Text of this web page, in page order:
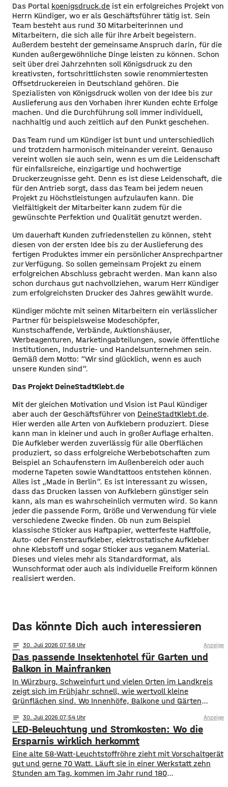
Das Portal koenigsdruck.de ist ein erfolgreiches Projekt von
Herrn Kündiger, wo er als Geschäftsführer tätig ist. Sein
Team besteht aus rund 30 Mitarbeiterinnen und
Mitarbeitern, die sich alle für ihre Arbeit begeistern.
Außerdem besteht der gemeinsame Anspruch darin, für die
Kunden außergewöhnliche Dinge leisten zu können. Schon
seit über drei Jahrzehnten soll Königsdruck zu den
kreativsten, fortschrittlichsten sowie renommiertesten
Offsetdruckereien in Deutschland gehören. Die
Spezialisten von Königsdruck wollen von der Idee bis zur
Auslieferung aus den Vorhaben ihrer Kunden echte Erfolge
machen. Und die Durchführung soll immer individuell,
nachhaltig und auch zeitlich auf den Punkt geschehen.
Das Team rund um Kündiger ist bunt und unterschiedlich
und trotzdem harmonisch miteinander vereint. Genauso
vereint wollen sie auch sein, wenn es um die Leidenschaft
für einfallsreiche, einzigartige und hochwertige
Druckerzeugnisse geht. Denn es ist diese Leidenschaft, die
für den Antrieb sorgt, dass das Team bei jedem neuen
Projekt zu Höchstleistungen aufzulaufen kann. Die
Vielfältigkeit der Mitarbeiter kann zudem für die
gewünschte Perfektion und Qualität genutzt werden.
Um dauerhaft Kunden zufriedenstellen zu können, steht
diesen von der ersten Idee bis zu der Auslieferung des
fertigen Produktes immer ein persönlicher Ansprechpartner
zur Verfügung. So sollen gemeinsam Projekt zu einem
erfolgreichen Abschluss gebracht werden. Man kann also
schon durchaus gut nachvollziehen, warum Herr Kündiger
zum erfolgreichsten Drucker des Jahres gewählt wurde.
Kündiger möchte mit seinen Mitarbeitern ein verlässlicher
Partner für beispielsweise Modeschöpfer,
Kunstschaffende, Verbände, Auktionshäuser,
Werbeagenturen, Marketingabteilungen, sowie öffentliche
Institutionen, Industrie- und Handelsunternehmen sein.
Gemäß dem Motto: “Wir sind glücklich, wenn es auch
unsere Kunden sind“.
Das Projekt DeineStadtKlebt.de
Mit der gleichen Motivation und Vision ist Paul Kündiger
aber auch der Geschäftsführer von DeineStadtKlebt.de.
Hier werden alle Arten von Aufklebern produziert. Diese
kann man in kleiner und auch in großer Auflage erhalten.
Die Aufkleber werden zuverlässig für alle Oberflächen
produziert, so dass erfolgreiche Werbebotschaften zum
Beispiel an Schaufenstern im Außenbereich oder auch
moderne Tapeten sowie Wandtattoos entstehen können.
Alles ist „Made in Berlin“. Es ist interessant zu wissen,
dass das Drucken lassen von Aufklebern günstiger sein
kann, als man es wahrscheinlich vermuten wird. So kann
jeder die passende Form, Größe und Verwendung für viele
verschiedene Zwecke finden. Ob nun zum Beispiel
klassische Sticker aus Haftpapier, wetterfeste Haftfolie,
Auto- oder Fensteraufkleber, elektrostatische Aufkleber
ohne Klebstoff und sogar Sticker aus veganem Material.
Dieses und vieles mehr als Standardformat, als
Wunschformat oder auch als individuelle Freiform können
realisiert werden.
Das könnte Dich auch interessieren
notes 30. Juli 2026 07:58 Anzeige
Das passende Insektenhotel für Garten und
Balkon in Mainfranken
In Würzburg, Schweinfurt und vielen Orten im Landkreis
zeigt sich im Frühjahr schnell, wie wertvoll kleine
Grünflächen sind. Wo Innenhöfe, Balkone und Gärten
viele Insektenarten unter Druck: Versiegelte Flächen, sehr
aufgeräumte Beete und weniger heimische Blühpflanzen
nehmen ihnen Nistplätze und Rückzugsräume. Ein
Insektenhotel in Mainfranken ist keine Wunderlösung, kann
notes 30. Juli 2026 07:54 Anzeige
LED-Beleuchtung und Stromkosten: Wo die
Ersparnis wirklich herkommt
Eine alte 58-Watt-Leuchtstoffröhre zieht mit Vorschaltgerät
gut und gerne 70 Watt. Läuft sie in einer Werkstatt zehn
Stunden am Tag, kommen im Jahr rund 180